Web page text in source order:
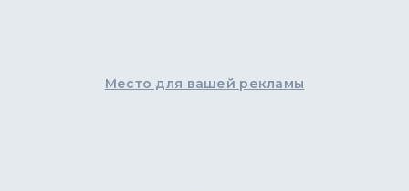
Место для вашей рекламы